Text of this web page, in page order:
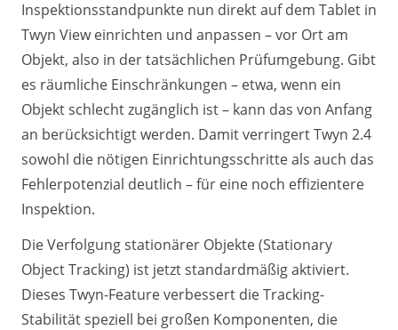
Inspektionsstandpunkte nun direkt auf dem Tablet in
Twyn View einrichten und anpassen – vor Ort am
Objekt, also in der tatsächlichen Prüfumgebung. Gibt
es räumliche Einschränkungen – etwa, wenn ein
Objekt schlecht zugänglich ist – kann das von Anfang
an berücksichtigt werden. Damit verringert Twyn 2.4
sowohl die nötigen Einrichtungsschritte als auch das
Fehlerpotenzial deutlich – für eine noch effizientere
Inspektion.
Die Verfolgung stationärer Objekte (Stationary
Object Tracking) ist jetzt standardmäßig aktiviert.
Dieses Twyn-Feature verbessert die Tracking-
Stabilität speziell bei großen Komponenten, die